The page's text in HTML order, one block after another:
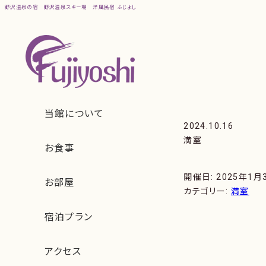
野沢温泉の宿 野沢温泉スキー場 洋風民宿 ふじよし
2024.10.16
満室
開催日: 2025年1月
カテゴリー: 満室